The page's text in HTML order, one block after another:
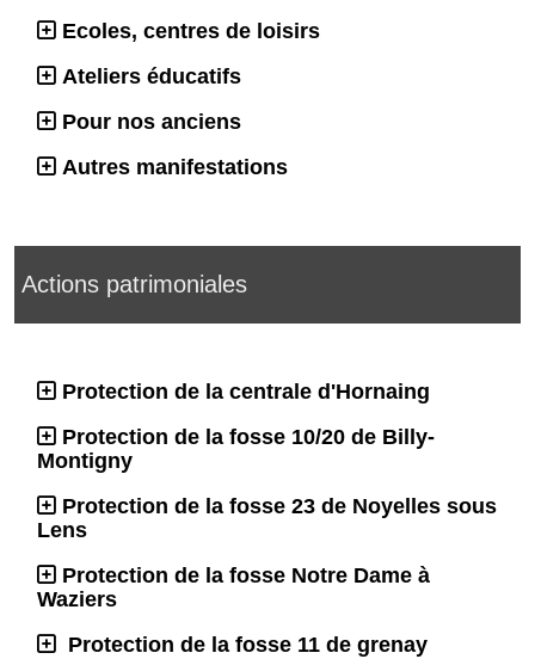
Ecoles, centres de loisirs
Ateliers éducatifs
Pour nos anciens
Autres manifestations
Actions patrimoniales
Protection de la centrale d'Hornaing
Protection de la fosse 10/20 de Billy-
Montigny
Protection de la fosse 23 de Noyelles sous
Lens
Protection de la fosse Notre Dame à
Waziers
Protection de la fosse 11 de grenay